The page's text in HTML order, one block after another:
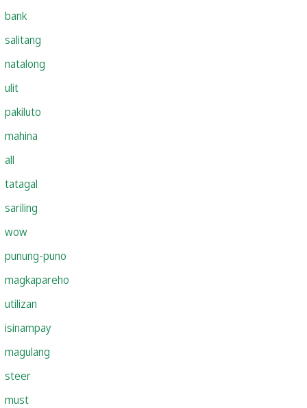
bank
salitang
natalong
ulit
pakiluto
mahina
all
tatagal
sariling
wow
punung-puno
magkapareho
utilizan
isinampay
magulang
steer
must